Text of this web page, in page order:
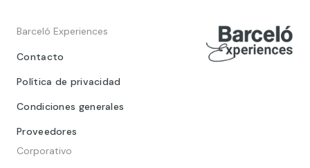
Barceló Experiences
Contacto
Política de privacidad
Condiciones generales
Proveedores
Corporativo